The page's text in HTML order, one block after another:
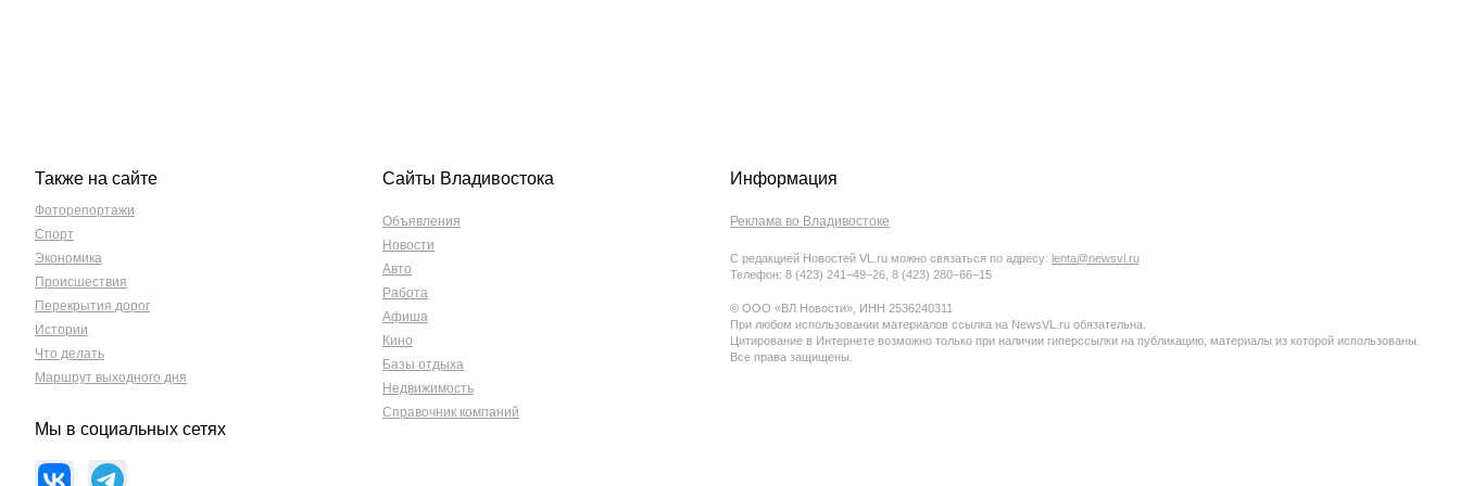
Также на сайте
Фоторепортажи
Спорт
Экономика
Происшествия
Перекрытия дорог
Истории
Что делать
Маршрут выходного дня
Мы в социальных сетях
Сайты Владивостока
Объявления
Новости
Авто
Работа
Афиша
Кино
Базы отдыха
Недвижимость
Справочник компаний
Информация
Реклама во Владивостоке
С редакцией Новостей VL.ru можно связаться по адресу: lenta@newsvl.ru
Телефон: 8 (423) 241−49−26, 8 (423) 280−66−15
© ООО «ВЛ Новости», ИНН 2536240311
При любом использовании материалов ссылка на NewsVL.ru обязательна.
Цитирование в Интернете возможно только при наличии гиперссылки на публикацию, материалы из которой использованы.
Все права защищены.